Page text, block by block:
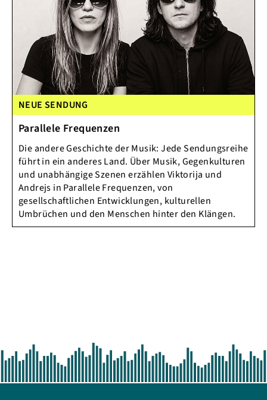
NEUE SENDUNG
Parallele Frequenzen
Die andere Geschichte der Musik: Jede Sendungsreihe
führt in ein anderes Land. Über Musik, Gegenkulturen
und unabhängige Szenen erzählen Viktorija und
Andrejs in Parallele Frequenzen, von
gesellschaftlichen Entwicklungen, kulturellen
Umbrüchen und den Menschen hinter den Klängen.